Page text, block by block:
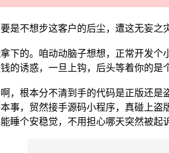
不想步这客户的后尘，遭这无妄之
下的。咱动动脑子想想，正常开发
诱惑，一旦上钩，后头等着你的
根本分不清到手的代码是正版还
事，贸然接手源码小程序，真碰上
睡个安稳觉，不用担心哪天突然被起